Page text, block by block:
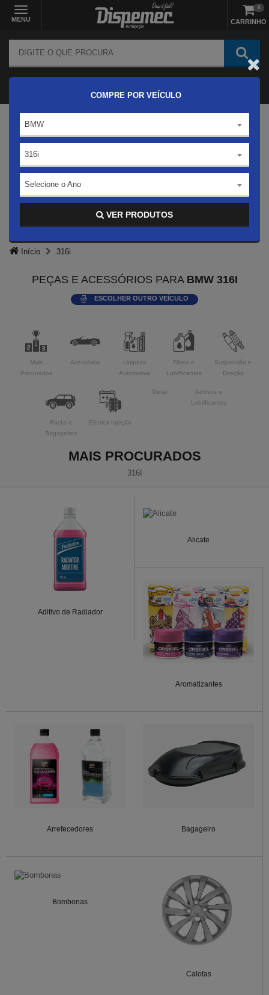
MENU CARRINHO
0
COMPRE POR VEÍCULO
BMW
316i
Selecione o Ano
VER PRODUTOS
Início 316i
PEÇAS E ACESSÓRIOS PARA BMW 316I
ESCOLHER OUTRO VEÍCULO
Mais
Procurados
Acessórios
Limpeza
Automotiva
Filtros e
Lubrificantes
Suspensão e
Direção
Racks e
Bagageiros
Elétrica Injeção
Geral
Aditivos e
Lubrificantes
MAIS PROCURADOS
316I
Aditivo de Radiador
Alicate
Aromatizantes
Arrefecedores Bagageiro
Bombonas
Calotas